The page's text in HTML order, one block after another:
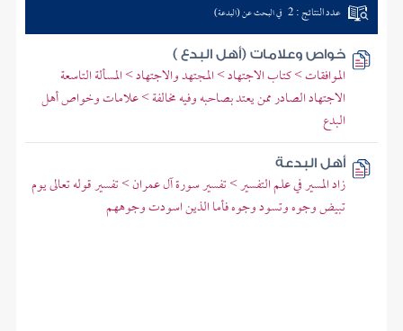
عدد النتائج : 2 في البحث عن (البدعة)
خواص وعلامات (أهل البدع )
الموافقات > كتاب الاجتهاد > المجتهد والاجتهاد > المسألة التاسعة
الاجتهاد الصادر ممن يعتد بصاحبه وفيه مخالفة > علامات وخواص أهل
البدع
أهل البدعة
زاد المسير في علم التفسير > تفسير سورة آل عمران > تفسير قوله تعالى يوم
تبيض وجوه وتسود وجوه فأما الذين اسودت وجوههم